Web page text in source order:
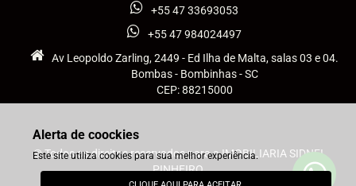
+55 47 33693053
+55 47 984024497
Av Leopoldo Zarling, 2449 - Ed Ilha de Malta, salas 03 e 04.
Bombas - Bombinhas - SC
CEP: 88215000
© Todos os direitos reservados para a IMOBILIARIA SIDNEI
PINHEIRO
Alerta de coockies
Este site utiliza cookies para sua melhor experiência.